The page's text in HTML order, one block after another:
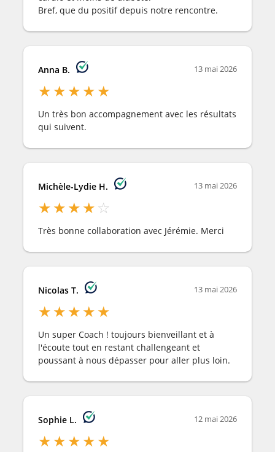
Bref, que du positif depuis notre rencontre.
Anna B. 13 mai 2026
★★★★★
Un très bon accompagnement avec les résultats
qui suivent.
Michèle-Lydie H. 13 mai 2026
★★★★☆
Très bonne collaboration avec Jérémie. Merci
Nicolas T. 13 mai 2026
★★★★★
Un super Coach ! toujours bienveillant et à
l'écoute tout en restant challengeant et
poussant à nous dépasser pour aller plus loin.
Sophie L. 12 mai 2026
★★★★★